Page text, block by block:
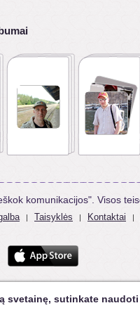
komunikacijos". Visos
| Taisyklės | Kontaktai |
svetainę, sutinkate